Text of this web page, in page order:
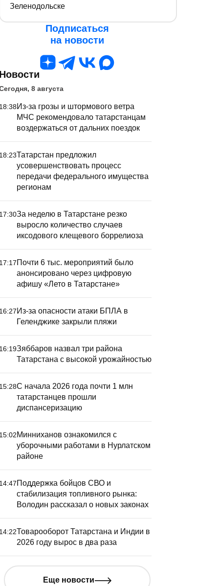
Зеленодольске
Подписаться
на новости
Новости
8 августа
18:38Из-за грозы и штормового ветра
МЧС рекомендовало татарстанцам
воздержаться от дальних поездок
18:23Татарстан предложил
усовершенствовать процесс
передачи федерального имущества
регионам
17:30За неделю в Татарстане резко
выросло количество случаев
иксодового клещевого боррелиоза
17:17Почти 6 тыс. мероприятий было
анонсировано через цифровую
афишу «Лето в Татарстане»
16:27Из-за опасности атаки БПЛА в
Геленджике закрыли пляжи
16:19Зяббаров назвал три района
Татарстана с высокой урожайностью
15:28С начала 2026 года почти 1 млн
татарстанцев прошли
диспансеризацию
15:02Минниханов ознакомился с
уборочными работами в Нурлатском
районе
14:47Поддержка бойцов СВО и
стабилизация топливного рынка:
Володин рассказал о новых законах
14:22Товарооборот Татарстана и Индии в
2026 году вырос в два раза
Еще новости